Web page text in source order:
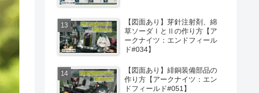
【図面あり】芽針注射剤、綿
草ソーダⅠとⅡの作り方【ア
ークナイツ：エンドフィール
ド#034】
【図面あり】緋銅装備部品の
作り方【アークナイツ：エン
ドフィールド#051】